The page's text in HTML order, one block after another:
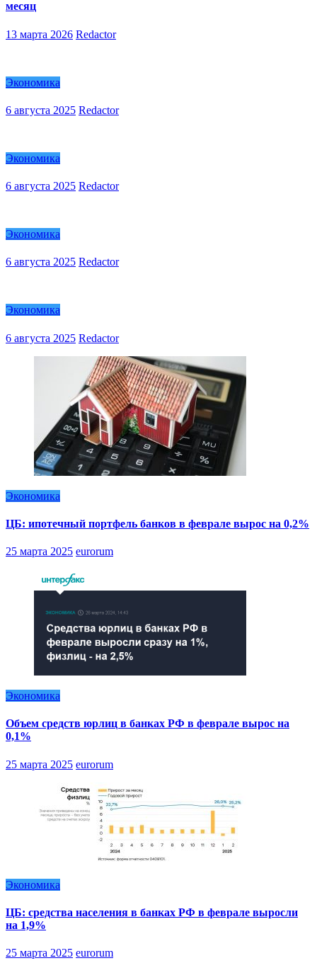
месяц
13 марта 2026 Redactor
Экономика
6 августа 2025 Redactor
Экономика
6 августа 2025 Redactor
Экономика
6 августа 2025 Redactor
Экономика
6 августа 2025 Redactor
Экономика
ЦБ: ипотечный портфель банков в феврале вырос на 0,2%
25 марта 2025 eurorum
Экономика
Объем средств юрлиц в банках РФ в феврале вырос на
0,1%
25 марта 2025 eurorum
Экономика
ЦБ: средства населения в банках РФ в феврале выросли
на 1,9%
25 марта 2025 eurorum